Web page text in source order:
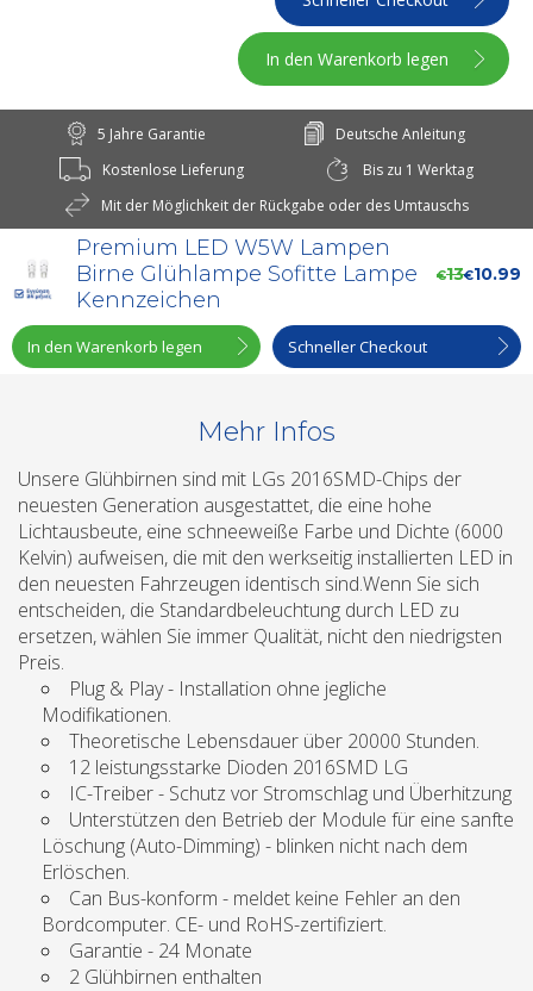
In den Warenkorb legen
5 Jahre Garantie
Deutsche Anleitung
Kostenlose Lieferung
Bis zu 1 Werktag
Mit der Möglichkeit der Rückgabe oder des Umtauschs
Premium LED W5W Lampen
Birne Glühlampe Sofitte Lampe
Kennzeichen
€13€10.99
In den Warenkorb legen Schneller Checkout
Mehr Infos
Unsere Glühbirnen sind mit LGs 2016SMD-Chips der
neuesten Generation ausgestattet, die eine hohe
Lichtausbeute, eine schneeweiße Farbe und Dichte (6000
Kelvin) aufweisen, die mit den werkseitig installierten LED in
den neuesten Fahrzeugen identisch sind.Wenn Sie sich
entscheiden, die Standardbeleuchtung durch LED zu
ersetzen, wählen Sie immer Qualität, nicht den niedrigsten
Preis.
Plug & Play - Installation ohne jegliche
Modifikationen.
Theoretische Lebensdauer über 20000 Stunden.
12 leistungsstarke Dioden 2016SMD LG
IC-Treiber - Schutz vor Stromschlag und Überhitzung
Unterstützen den Betrieb der Module für eine sanfte
Löschung (Auto-Dimming) - blinken nicht nach dem
Erlöschen.
Can Bus-konform - meldet keine Fehler an den
Bordcomputer. CE- und RoHS-zertifiziert.
Garantie - 24 Monate
2 Glühbirnen enthalten